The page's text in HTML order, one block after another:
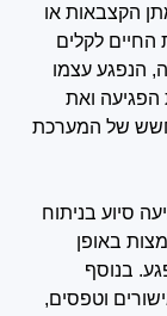
הקצבאות או
החיים לקלים
הנפגע עצמו
הפגיעה ואת
של המערכת
סיוע בניתוח
באופן
בנוסף
וטפסים,